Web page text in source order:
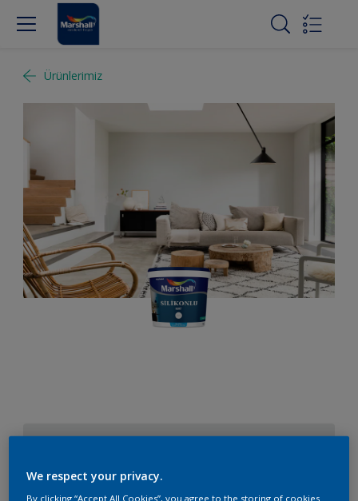
Ürünlerimiz
We respect your privacy.
By clicking “Accept All Cookies”, you agree to the storing of cookies